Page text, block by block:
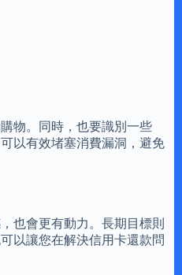
物。同時，也要識別一些
以有效堵塞消費漏洞，避免
也會更有動力。長期目標則
以讓您在解決信用卡還款問